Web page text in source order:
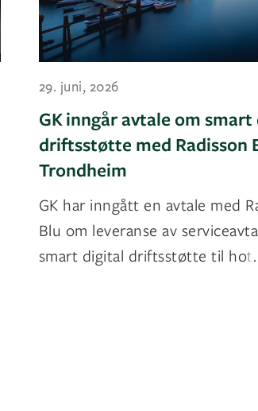
29. juni, 2026
GK inngår avtale om
driftsstøtte med Radisson
Trondheim
GK har inngått en avtale med
Blu om leveranse av
smart digital driftsstøtte til